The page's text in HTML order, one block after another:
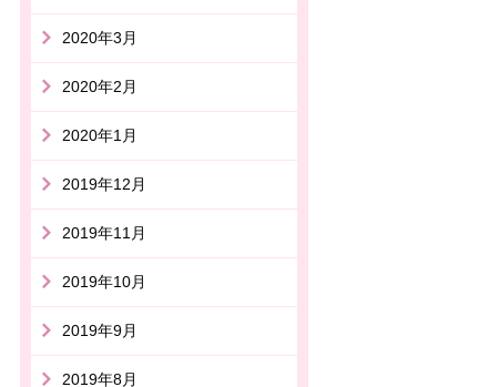
2020年3月
2020年2月
2020年1月
2019年12月
2019年11月
2019年10月
2019年9月
2019年8月